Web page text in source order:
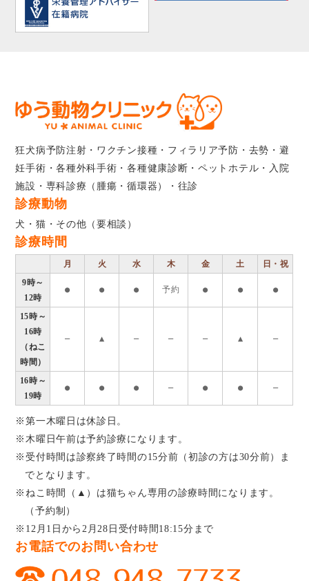
狂犬病予防注射・ワクチン接種・フィラリア予防・去勢・避
妊手術・各種外科手術・各種健康診断・ペットホテル・入院
施設・専科診療（腫瘍・循環器）・往診
診療動物
犬・猫・その他（要相談）
診療時間
月 火 水 木 金 土
日・祝
9時～
12時
● ● ● 予約 ● ● ●
15時～
16時
（ねこ
時間）
― ▲ ― ― ― ▲ ―
16時～
19時
● ● ● ― ● ● ―
※第一木曜日は休診日。
※木曜日午前は予約診療になります。
※受付時間は診察終了時間の15分前（初診の方は30分前）ま
でとなります。
※ねこ時間（▲）は猫ちゃん専用の診療時間になります。
（予約制）
※12月1日から2月28日受付時間18:15分まで
お電話でのお問い合わせ